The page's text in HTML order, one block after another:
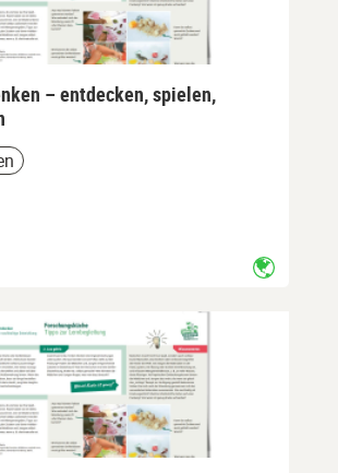
– entdecken, spielen,